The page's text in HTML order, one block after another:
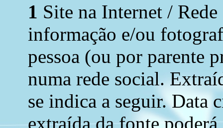
1 Site na Internet /
informação e/ou
pessoa (ou por parente
numa rede social.
se indica a seguir. Data
extraída da fonte